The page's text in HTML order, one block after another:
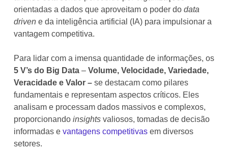
orientadas a dados que aproveitam o poder do data
driven e da inteligência artificial (IA) para impulsionar a
vantagem competitiva.
Para lidar com a imensa quantidade de informações, os
5 V’s do Big Data – Volume, Velocidade, Variedade,
Veracidade e Valor – se destacam como pilares
fundamentais e representam aspectos críticos. Eles
analisam e processam dados massivos e complexos,
proporcionando insights valiosos, tomadas de decisão
informadas e vantagens competitivas em diversos
setores.